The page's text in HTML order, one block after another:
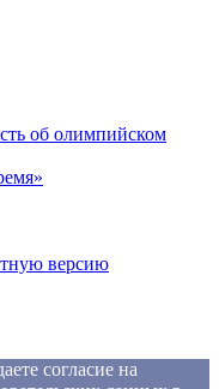
об олимпийском
версию
согласие на